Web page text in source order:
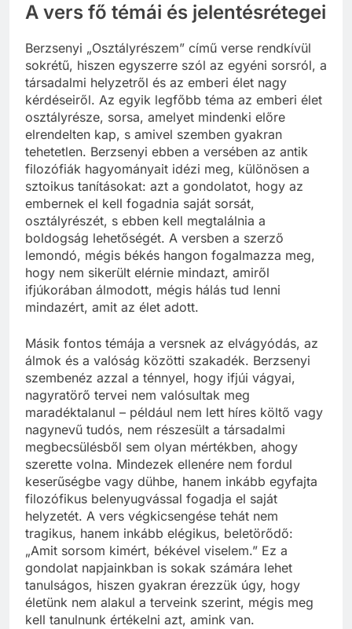
A vers fő témái és jelentésrétegei
Berzsenyi „Osztályrészem” című verse rendkívül
sokrétű, hiszen egyszerre szól az egyéni sorsról, a
társadalmi helyzetről és az emberi élet nagy
kérdéseiről. Az egyik legfőbb téma az emberi élet
osztályrésze, sorsa, amelyet mindenki előre
elrendelten kap, s amivel szemben gyakran
tehetetlen. Berzsenyi ebben a versében az antik
filozófiák hagyományait idézi meg, különösen a
sztoikus tanításokat: azt a gondolatot, hogy az
embernek el kell fogadnia saját sorsát,
osztályrészét, s ebben kell megtalálnia a
boldogság lehetőségét. A versben a szerző
lemondó, mégis békés hangon fogalmazza meg,
hogy nem sikerült elérnie mindazt, amiről
ifjúkorában álmodott, mégis hálás tud lenni
mindazért, amit az élet adott.
Másik fontos témája a versnek az elvágyódás, az
álmok és a valóság közötti szakadék. Berzsenyi
szembenéz azzal a ténnyel, hogy ifjúi vágyai,
nagyratörő tervei nem valósultak meg
maradéktalanul – például nem lett híres költő vagy
nagynevű tudós, nem részesült a társadalmi
megbecsülésből sem olyan mértékben, ahogy
szerette volna. Mindezek ellenére nem fordul
keserűségbe vagy dühbe, hanem inkább egyfajta
filozófikus belenyugvással fogadja el saját
helyzetét. A vers végkicsengése tehát nem
tragikus, hanem inkább elégikus, beletörődő:
„Amit sorsom kimért, békével viselem.” Ez a
gondolat napjainkban is sokak számára lehet
tanulságos, hiszen gyakran érezzük úgy, hogy
életünk nem alakul a terveink szerint, mégis meg
kell tanulnunk értékelni azt, amink van.